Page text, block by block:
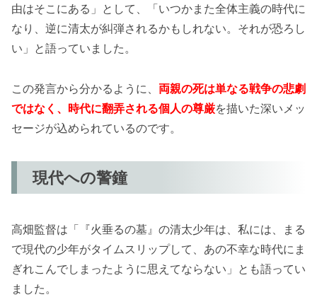
由はそこにある」として、「いつかまた全体主義の時代に
なり、逆に清太が糾弾されるかもしれない。それが恐ろし
い」と語っていました。
この発言から分かるように、 両親の死は単なる戦争の悲劇
ではなく、時代に翻弄される個人の尊厳を描いた深いメッ
セージが込められているのです。
現代への警鐘
高畑監督は「『火垂るの墓』の清太少年は、私には、まる
で現代の少年がタイムスリップして、あの不幸な時代にま
ぎれこんでしまったように思えてならない」とも語ってい
ました。